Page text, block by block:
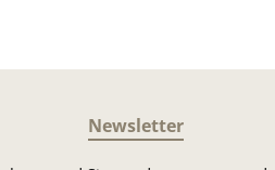
Newsletter